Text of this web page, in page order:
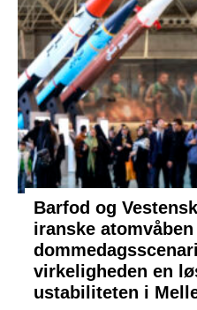
Barfod og
iranske
virkeligheden en
ustabiliteten i